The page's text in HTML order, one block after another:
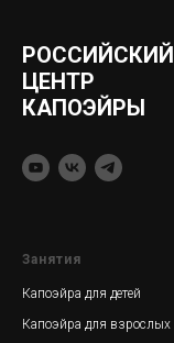
РОССИЙСКИЙ
ЦЕНТР
КАПОЭЙРЫ
Занятия
Капоэйра для детей
Капоэйра для взрослых